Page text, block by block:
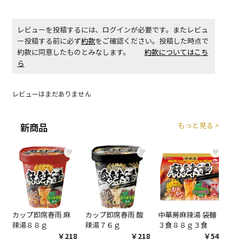
商品購入個数ごとに送料がかかる商品です
レビューを投稿するには、ログインが必要です。またレビュ
ー投稿する前に必ず約款をご確認ください。投稿した時点で
約款に同意したものとみなします。 約款についてはこち
ら
レビューはまだありません
新商品 もっと見る >
♥
カップ即席春雨 麻
辣湯８８ｇ
￥218
♥
カップ即席春雨 酸
辣湯７６ｇ
￥218
♥
中華房麻辣湯 袋麺
３食８８ｇ３食
￥548